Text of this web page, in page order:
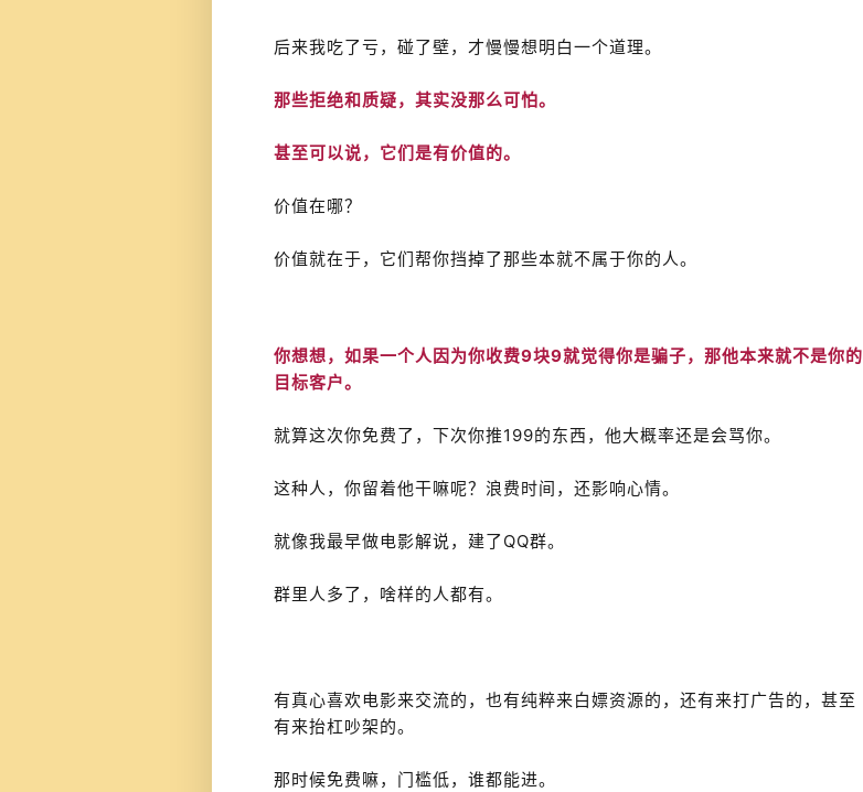
后来我吃了亏，碰了壁，才慢慢想明白一个道理。
那些拒绝和质疑，其实没那么可怕。
甚至可以说，它们是有价值的。
价值在哪？
价值就在于，它们帮你挡掉了那些本就不属于你的人。
你想想，如果一个人因为你收费9块9就觉得你是骗子，那他本来就不是你的
目标客户。
就算这次你免费了，下次你推199的东西，他大概率还是会骂你。
这种人，你留着他干嘛呢？浪费时间，还影响心情。
就像我最早做电影解说，建了QQ群。
群里人多了，啥样的人都有。
有真心喜欢电影来交流的，也有纯粹来白嫖资源的，还有来打广告的，甚至
有来抬杠吵架的。
那时候免费嘛，门槛低，谁都能进。